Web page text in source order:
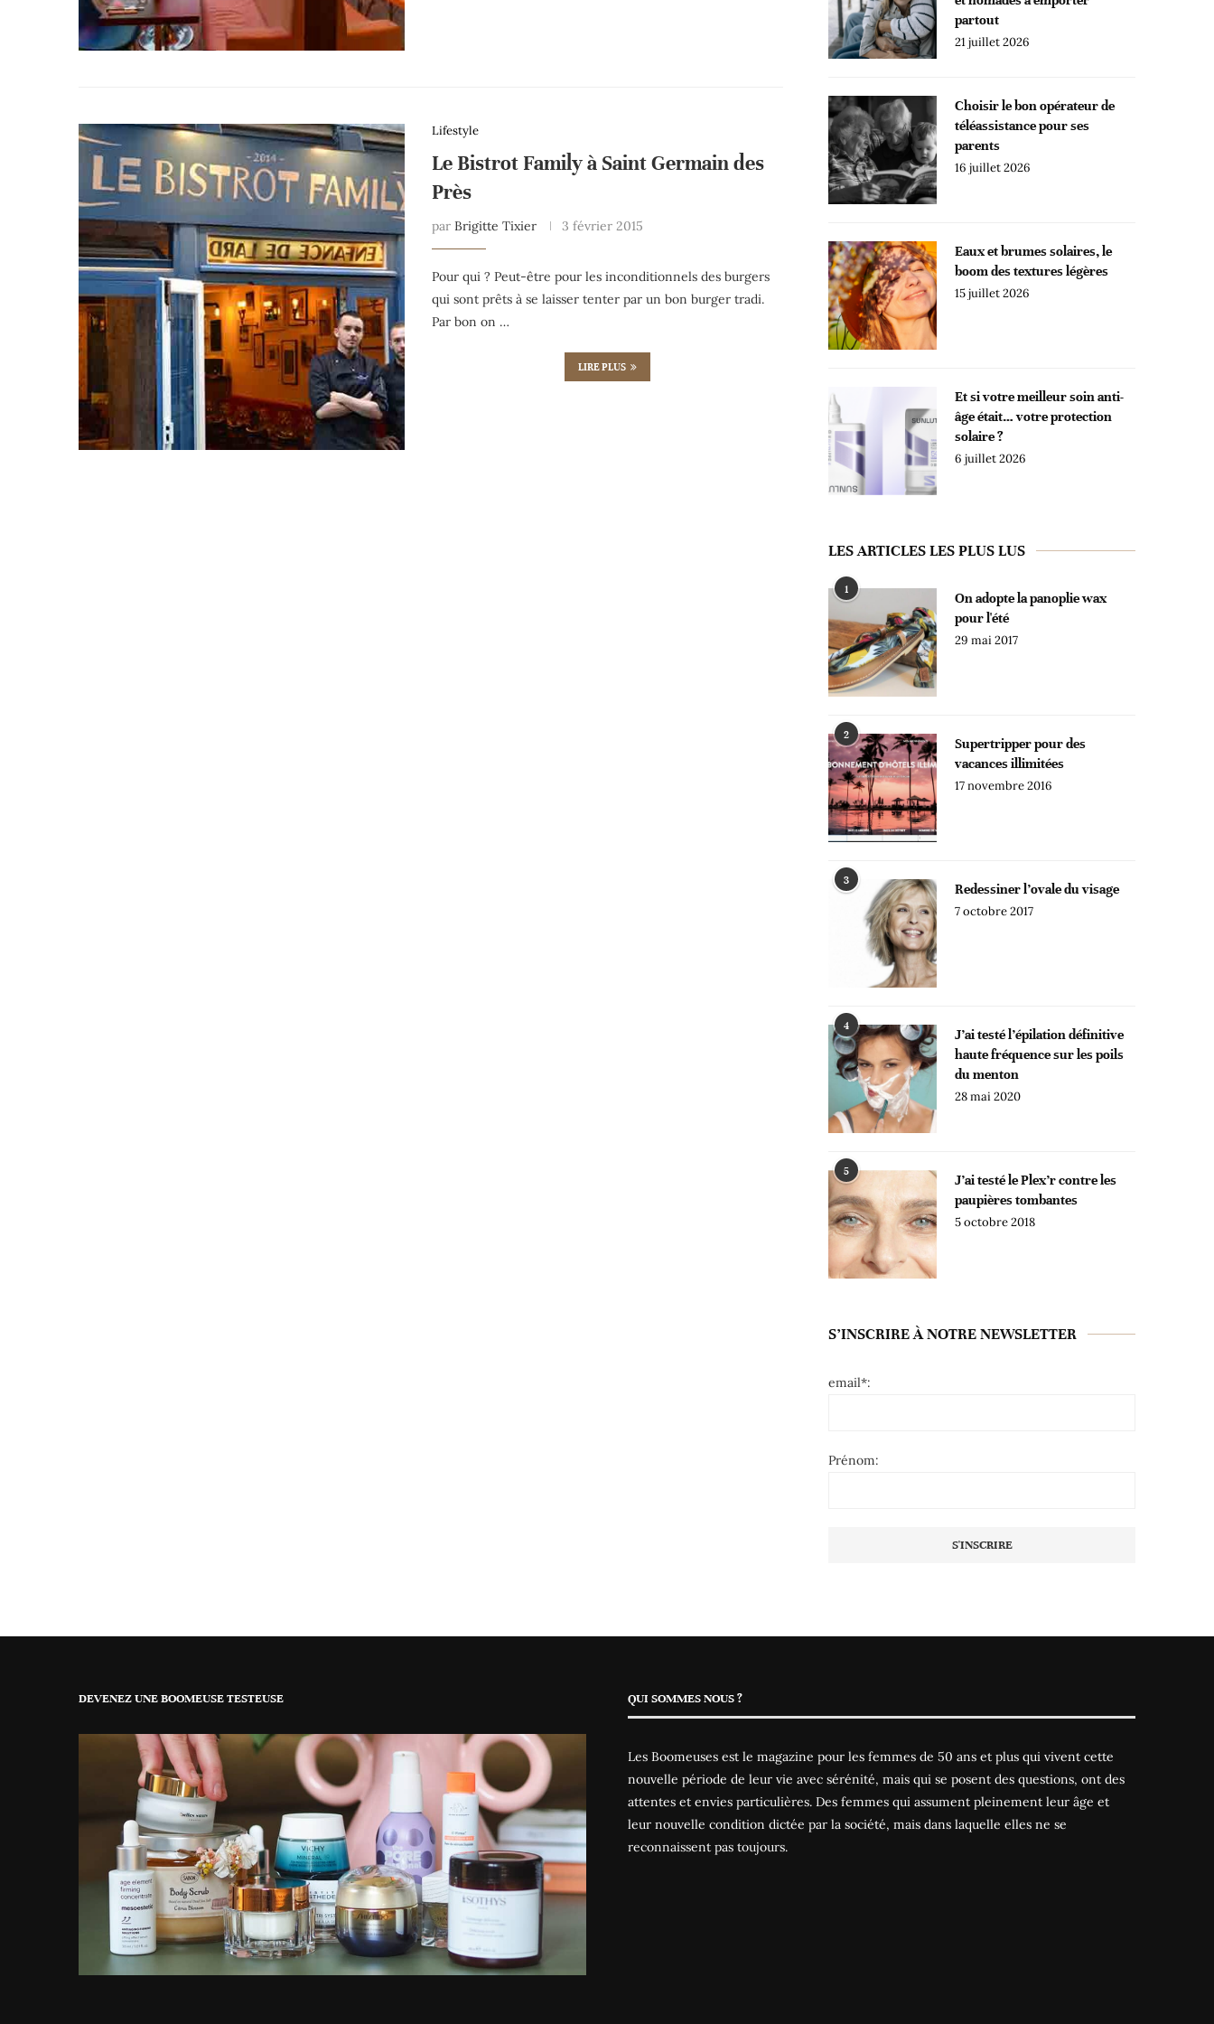
Lifestyle
Le Bistrot Family à Saint Germain des
Près
par Brigitte Tixier 3 février 2015
Pour qui ? Peut-être pour les inconditionnels des burgers
qui sont prêts à se laisser tenter par un bon burger tradi.
Par bon on …
LIRE PLUS
partout
21 juillet 2026
Choisir le bon opérateur de
téléassistance pour ses
parents
16 juillet 2026
Eaux et brumes solaires, le
boom des textures légères
15 juillet 2026
Et si votre meilleur soin anti-
âge était… votre protection
solaire ?
6 juillet 2026
LES ARTICLES LES PLUS LUS
1
On adopte la panoplie wax
pour l'été
29 mai 2017
2
Supertripper pour des
vacances illimitées
17 novembre 2016
3
Redessiner l’ovale du visage
7 octobre 2017
4
J’ai testé l’épilation définitive
haute fréquence sur les poils
du menton
28 mai 2020
5
J’ai testé le Plex’r contre les
paupières tombantes
5 octobre 2018
S’INSCRIRE À NOTRE NEWSLETTER
email*:
Prénom:
DEVENEZ UNE BOOMEUSE TESTEUSE QUI SOMMES NOUS ?
Les Boomeuses est le magazine pour les femmes de 50 ans et plus qui vivent cette
nouvelle période de leur vie avec sérénité, mais qui se posent des questions, ont des
attentes et envies particulières. Des femmes qui assument pleinement leur âge et
leur nouvelle condition dictée par la société, mais dans laquelle elles ne se
reconnaissent pas toujours.